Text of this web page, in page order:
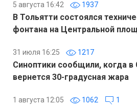
5 августа 16:42 1937
В Тольятти состоялся
фонтана на Центральной
31 июля 16:25 1217
Синоптики сообщили, когда
вернется 30-градусная жара
1 августа 12:05 1062 1